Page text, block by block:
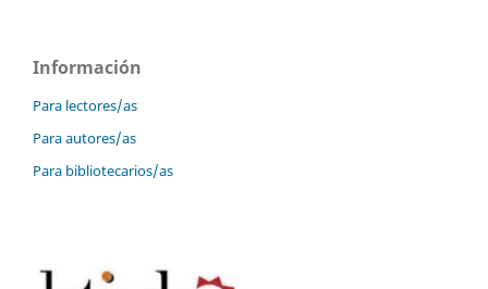
Información
Para lectores/as
Para autores/as
Para bibliotecarios/as